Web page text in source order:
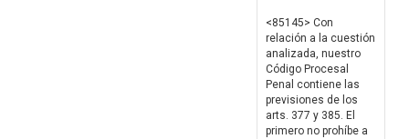
<85145> Con
relación a la cuestión
analizada, nuestro
Código Procesal
Penal contiene las
previsiones de los
arts. 377 y 385. El
primero no prohíbe a